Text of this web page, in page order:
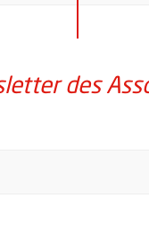
des
des